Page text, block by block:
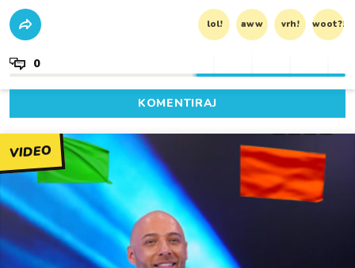
lol! aww vrh! woot?!
0
KOMENTIRAJ
VIDEO